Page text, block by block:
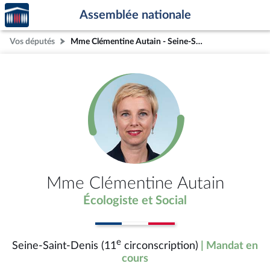
Aller au contenu
Aller en bas de la page
Accèder
à la
page
d'accueil
Assemblée nationale
Vos députés Mme Clémentine Autain - Seine-Saint-Denis (11e circonscription)
Mme Clémentine Autain
Écologiste et Social
Seine-Saint-Denis (11e circonscription)
| Mandat en
cours